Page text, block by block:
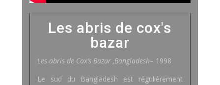
Les abris de cox's
bazar
Les abris de Cox’s Bazar ,Bangladesh– 1998
Le sud du Bangladesh est régulièrement